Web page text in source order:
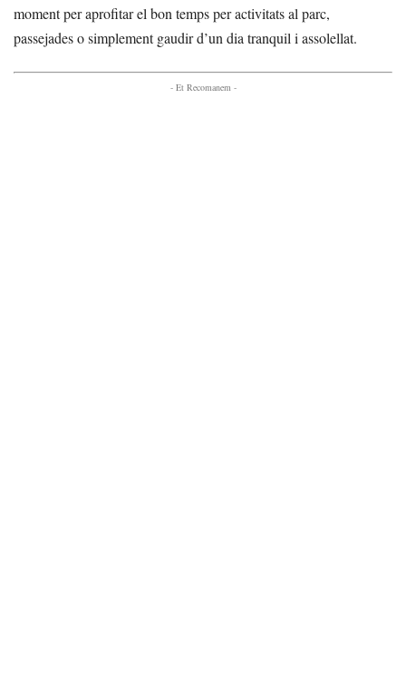
moment per aprofitar el bon temps per activitats al parc,
passejades o simplement gaudir d’un dia tranquil i assolellat.
- Et Recomanem -